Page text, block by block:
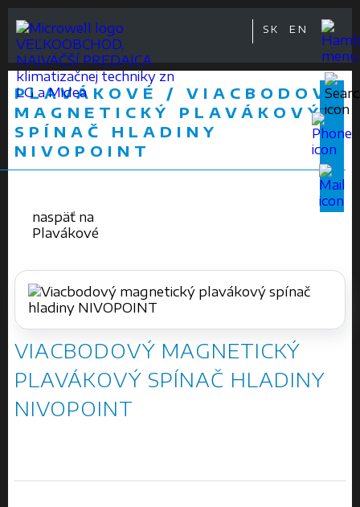
VEĽKOOBCHOD,
NAJVÄČŠÍ PREDAJCA
klimatizačnej techniky zn
LG a Midea
SK EN
PLAVÁKOVÉ / VIACBODOVÝ
MAGNETICKÝ PLAVÁKOVÝ
SPÍNAČ HLADINY
NIVOPOINT
naspäť na
Plavákové
VIACBODOVÝ MAGNETICKÝ
PLAVÁKOVÝ SPÍNAČ HLADINY
NIVOPOINT